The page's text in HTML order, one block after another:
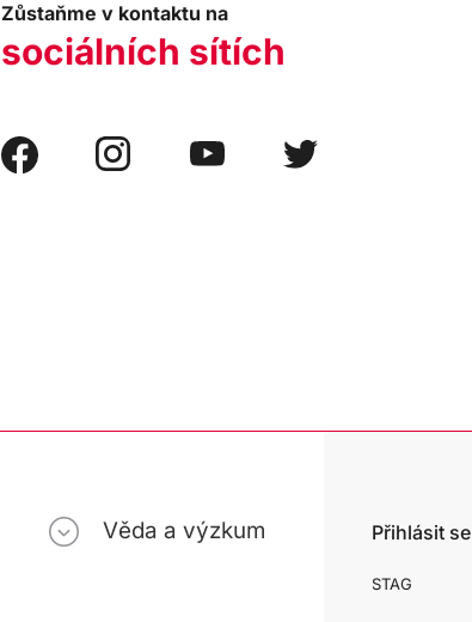
Zůstaňme v kontaktu na
sociálních sítích
Věda a výzkum Přihlásit se
STAG